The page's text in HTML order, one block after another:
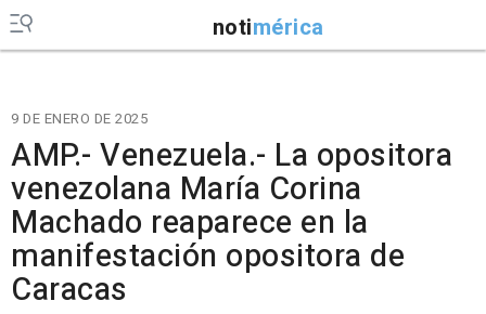
notimérica
9 DE ENERO DE 2025
AMP.- Venezuela.- La opositora
venezolana María Corina
Machado reaparece en la
manifestación opositora de
Caracas